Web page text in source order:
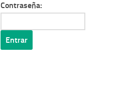
Contraseña: